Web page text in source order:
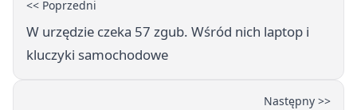
<< Poprzedni
W urzędzie czeka 57 zgub. Wśród nich laptop i
kluczyki samochodowe
Następny >>